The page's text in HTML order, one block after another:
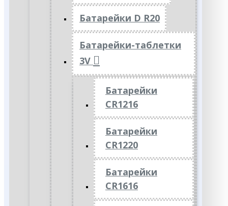
Батарейки D R20
Батарейки-таблетки
3V
Батарейки
CR1216
Батарейки
CR1220
Батарейки
CR1616